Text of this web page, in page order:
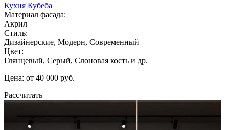
Кухня Кубеба
Материал фасада:
Акрил
Стиль:
Дизайнерские, Модерн, Современный
Цвет:
Глянцевый, Серый, Слоновая кость и др.
Цена: от 40 000 руб.
Рассчитать